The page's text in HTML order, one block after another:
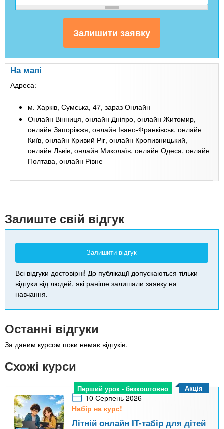
На мапі
Адреса:
м. Харків, Сумська, 47, зараз Онлайн
Онлайн Вінниця, онлайн Дніпро, онлайн Житомир,
онлайн Запоріжжя, онлайн Івано-Франківськ, онлайн
Київ, онлайн Кривий Ріг, онлайн Кропивницький,
онлайн Львів, онлайн Миколаїв, онлайн Одеса, онлайн
Полтава, онлайн Рівне
Залиште свій відгук
Залишити відгук
Всі відгуки достовірні! До публікації допускаються тільки
відгуки від людей, які раніше залишали заявку на
навчання.
Останні відгуки
За даним курсом поки немає відгуків.
Схожі курси
Перший урок - безкоштовно
10 Серпень 2026
Набір на курс!
Літній онлайн IT-табір для дітей
Акція